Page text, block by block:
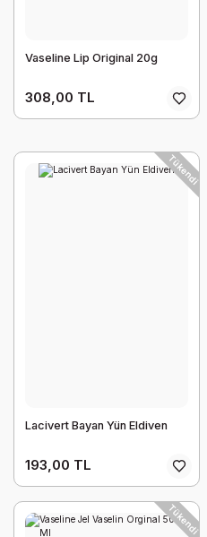
Vaseline Lip Original 20g
308,00 TL
Tükendi
Lacivert Bayan Yün Eldiven
193,00 TL
Tükendi